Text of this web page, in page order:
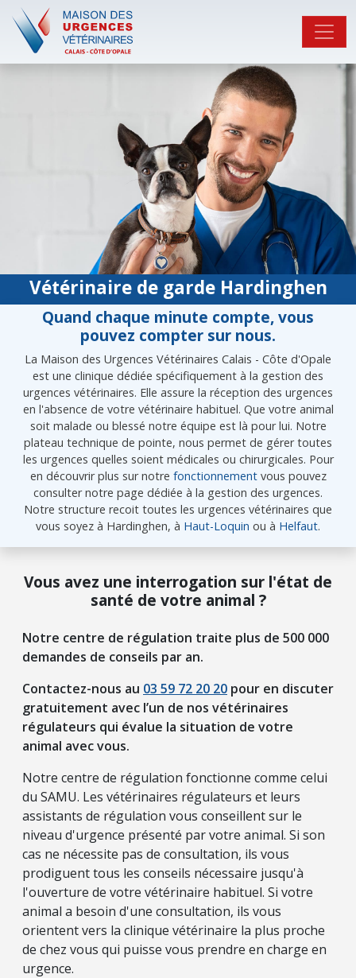
Vétérinaire de garde Hardinghen
Quand chaque minute compte, vous
pouvez compter sur nous.
La Maison des Urgences Vétérinaires Calais - Côte d'Opale
est une clinique dédiée spécifiquement à la gestion des
urgences vétérinaires. Elle assure la réception des urgences
en l'absence de votre vétérinaire habituel. Que votre animal
soit malade ou blessé notre équipe est là pour lui. Notre
plateau technique de pointe, nous permet de gérer toutes
les urgences quelles soient médicales ou chirurgicales. Pour
en découvrir plus sur notre fonctionnementvous pouvez
consulter notre page dédiée à la gestion des urgences.
Notre structure recoit toutes les urgences vétérinaires que
vous soyez à Hardinghen, à Haut-Loquin ou à Helfaut.
Vous avez une interrogation sur l'état de
santé de votre animal ?
Notre centre de régulation traite plus de 500 000
demandes de conseils par an.
Contactez-nous au 03 59 72 20 20 pour en discuter
gratuitement avec l’un de nos vétérinaires
régulateurs qui évalue la situation de votre
animal avec vous.
Notre centre de régulation fonctionne comme celui
du SAMU. Les vétérinaires régulateurs et leurs
assistants de régulation vous conseillent sur le
niveau d'urgence présenté par votre animal. Si son
cas ne nécessite pas de consultation, ils vous
prodiguent tous les conseils nécessaire jusqu'à
l'ouverture de votre vétérinaire habituel. Si votre
animal a besoin d'une consultation, ils vous
orientent vers la clinique vétérinaire la plus proche
de chez vous qui puisse vous prendre en charge en
urgence.